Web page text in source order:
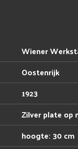
Wiener
Oostenrijk
1923
Zilver plate op
hoogte: 30 cm